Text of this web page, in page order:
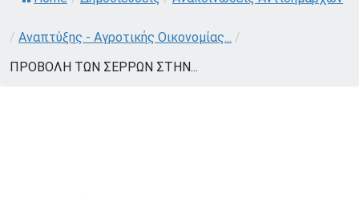
/ Αναπτύξης - Αγροτικής Οικονομίας... /
ΠΡΟΒΟΛΗ ΤΩΝ ΣΕΡΡΩΝ ΣΤΗΝ...